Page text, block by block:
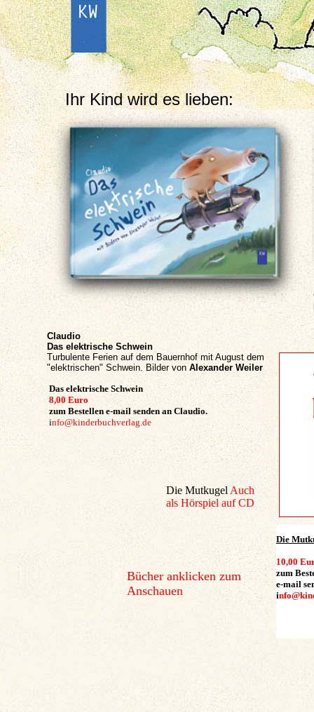
Die
10,00
zum
e-mail
i
Claudio
Das elektrische Schwein
Turbulente Ferien auf dem Bauernhof mit August dem
"elektrischen" Schwein. Bilder von Alexander Weiler
Ihr Kind wird es lieben:
Bücher anklicken zum
Anschauen
Die Mutkugel Auch
als Hörspiel auf CD
Das elektrische Schwein
8,00 Euro
zum Bestellen e-mail senden an Claudio.
info@kinderbuchverlag.de